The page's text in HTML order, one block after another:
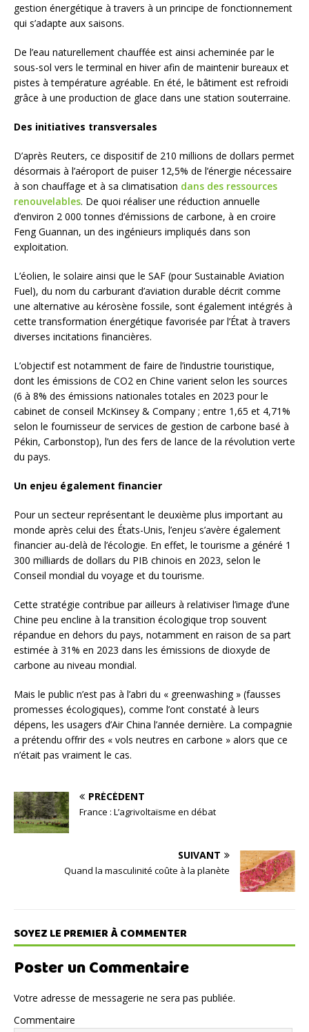
gestion énergétique à travers à un principe de fonctionnement
qui s’adapte aux saisons.
De l’eau naturellement chauffée est ainsi acheminée par le
sous-sol vers le terminal en hiver afin de maintenir bureaux et
pistes à température agréable. En été, le bâtiment est refroidi
grâce à une production de glace dans une station souterraine.
Des initiatives transversales
D’après Reuters, ce dispositif de 210 millions de dollars permet
désormais à l’aéroport de puiser 12,5% de l’énergie nécessaire
à son chauffage et à sa climatisation dans des ressources
renouvelables. De quoi réaliser une réduction annuelle
d’environ 2 000 tonnes d’émissions de carbone, à en croire
Feng Guannan, un des ingénieurs impliqués dans son
exploitation.
L’éolien, le solaire ainsi que le SAF (pour Sustainable Aviation
Fuel), du nom du carburant d’aviation durable décrit comme
une alternative au kérosène fossile, sont également intégrés à
cette transformation énergétique favorisée par l’État à travers
diverses incitations financières.
L’objectif est notamment de faire de l’industrie touristique,
dont les émissions de CO2 en Chine varient selon les sources
(6 à 8% des émissions nationales totales en 2023 pour le
cabinet de conseil McKinsey & Company ; entre 1,65 et 4,71%
selon le fournisseur de services de gestion de carbone basé à
Pékin, Carbonstop), l’un des fers de lance de la révolution verte
du pays.
Un enjeu également financier
Pour un secteur représentant le deuxième plus important au
monde après celui des États-Unis, l’enjeu s’avère également
financier au-delà de l’écologie. En effet, le tourisme a généré 1
300 milliards de dollars du PIB chinois en 2023, selon le
Conseil mondial du voyage et du tourisme.
Cette stratégie contribue par ailleurs à relativiser l’image d’une
Chine peu encline à la transition écologique trop souvent
répandue en dehors du pays, notamment en raison de sa part
estimée à 31% en 2023 dans les émissions de dioxyde de
carbone au niveau mondial.
Mais le public n’est pas à l’abri du « greenwashing » (fausses
promesses écologiques), comme l’ont constaté à leurs
dépens, les usagers d’Air China l’année dernière. La compagnie
a prétendu offrir des « vols neutres en carbone » alors que ce
n’était pas vraiment le cas.
PRÉCÉDENT
France : L’agrivoltaïsme en débat
SUIVANT
Quand la masculinité coûte à la planète
SOYEZ LE PREMIER À COMMENTER
Poster un Commentaire
Votre adresse de messagerie ne sera pas publiée.
Commentaire